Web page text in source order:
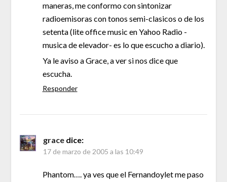
maneras, me conformo con sintonizar
radioemisoras con tonos semi-clasicos o de los
setenta (lite office music en Yahoo Radio -
musica de elevador- es lo que escucho a diario).
Ya le aviso a Grace, a ver si nos dice que
escucha.
Responder
grace dice:
17 de marzo de 2005 a las 10:49
Phantom…. ya ves que el Fernandoylet me paso